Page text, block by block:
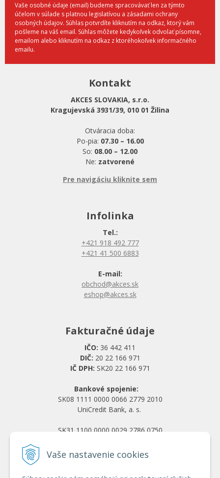
Vaše nastavenie cookies
Vaše osobné údaje (email) budeme spracovávať len za týmto
účelom v súlade s platnou legislatívou a zásadami ochrany
osobných údajov. Súhlas potvrdíte kliknutím na odkaz, ktorý vám
pošleme na váš email. Súhlas môžete kedykoľvek odvolať písomne,
emailom alebo kliknutím na odkaz z ktoréhokoľvek informačného
emailu.
Kontakt
AKCES SLOVAKIA, s.r.o.
Kragujevská 3931/39, 010 01 Žilina
Otváracia doba:
Po-pia: 07.30 – 16.00
So: 08.00 – 12.00
Ne: zatvorené
Pre navigáciu kliknite sem
Infolinka
Tel.:
+421 918 492 777
+421 41 500 6883
E-mail:
obchod@akces.sk
eshop@akces.sk
Fakturačné údaje
IČO: 36 442 411
DIČ: 20 22 166 971
IČ DPH: SK20 22 166 971
Bankové spojenie:
SK08 1111 0000 0066 2779 2010
UniCredit Bank, a. s.
SK31 1100 0000 0029 2786 0750